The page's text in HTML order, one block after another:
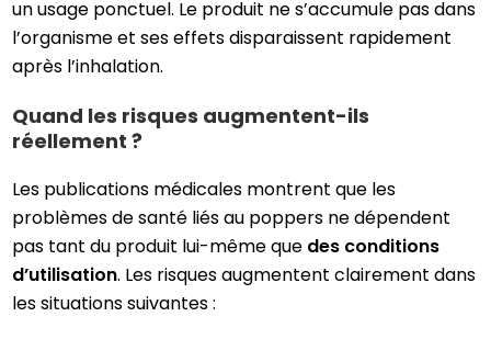
un usage ponctuel. Le produit ne s’accumule pas dans
l’organisme et ses effets disparaissent rapidement
après l’inhalation.
Quand les risques augmentent-ils
réellement ?
Les publications médicales montrent que les
problèmes de santé liés au poppers ne dépendent
pas tant du produit lui-même que des conditions
d’utilisation. Les risques augmentent clairement dans
les situations suivantes :